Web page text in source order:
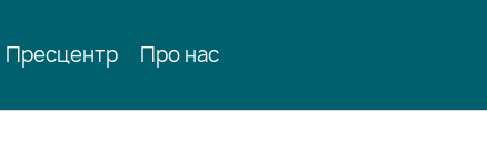
Пресцентр Про нас